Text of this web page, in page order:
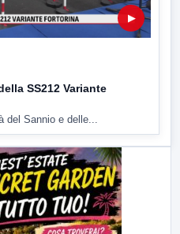
▶
SS212 Variante
Sannio e delle...